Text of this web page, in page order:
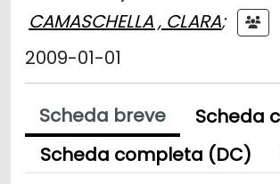
CAMASCHELLA , CLARA;
2009-01-01
Scheda breve
Scheda
Scheda completa (DC)